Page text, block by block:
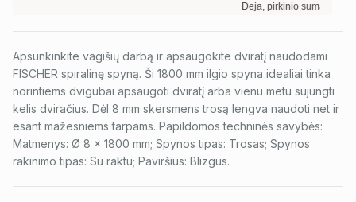
Deja, pirkinio suma per
Apsunkinkite vagišių darbą ir apsaugokite dviratį naudodami
FISCHER spiralinę spyną. Ši 1800 mm ilgio spyna idealiai tinka
norintiems dvigubai apsaugoti dviratį arba vienu metu sujungti
kelis dviračius. Dėl 8 mm skersmens trosą lengva naudoti net ir
esant mažesniems tarpams. Papildomos techninės savybės:
Matmenys: Ø 8 x 1800 mm; Spynos tipas: Trosas; Spynos
rakinimo tipas: Su raktu; Paviršius: Blizgus.